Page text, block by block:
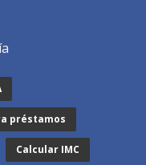
préstamos
Calcular IMC